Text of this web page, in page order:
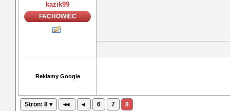
kazik99
FACHOWIEC
Reklamy Google
Stron: 8 ▾ ◂◂ ◂ 6 7 8